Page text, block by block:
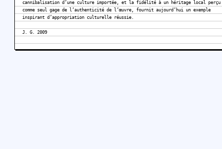
cannibalisation d’une culture importée, et la fidélité à un héritage local perçu
comme seul gage de l’authenticité de l’œuvre, fournit aujourd’hui un exemple
inspirant d’appropriation culturelle réussie.
J. G. 2009